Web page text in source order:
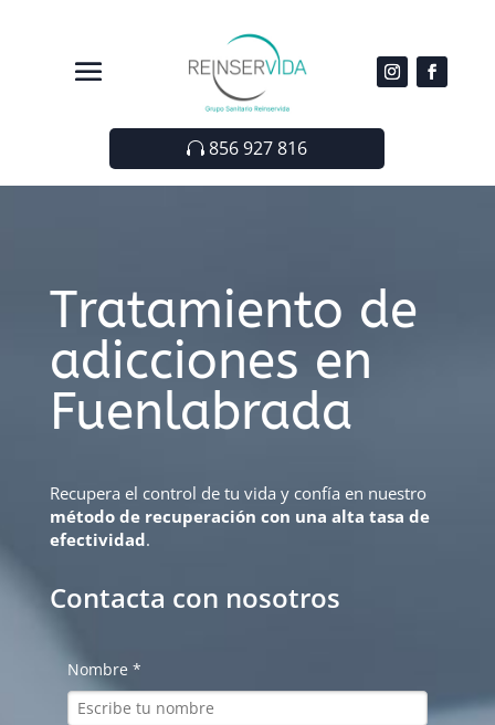
856 927 816
Tratamiento de
adicciones en
Fuenlabrada
Recupera el control de tu vida y confía en nuestro
método de recuperación con una alta tasa de
efectividad.
Contacta con nosotros